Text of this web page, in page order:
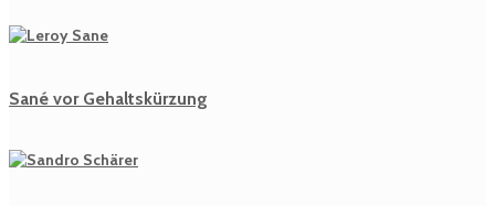
Sané vor Gehaltskürzung